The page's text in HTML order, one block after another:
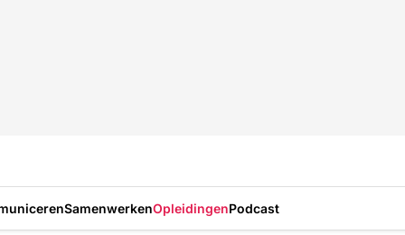
SamenwerkenOpleidingenPodcast